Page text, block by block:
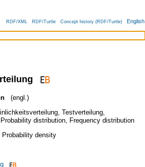
RDF/XML RDF/Turtle Concept history (RDF/Turtle) English
(engl.)
, Testverteilung,
Probability distribution, Frequency distribution
Probability density